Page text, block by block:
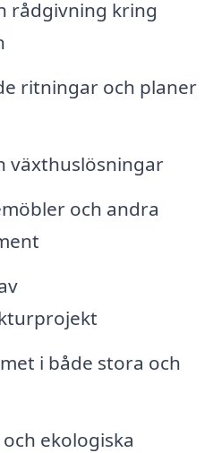
rådgivning kring
ritningar och planer
växthuslösningar
och andra
i både stora och
ekologiska